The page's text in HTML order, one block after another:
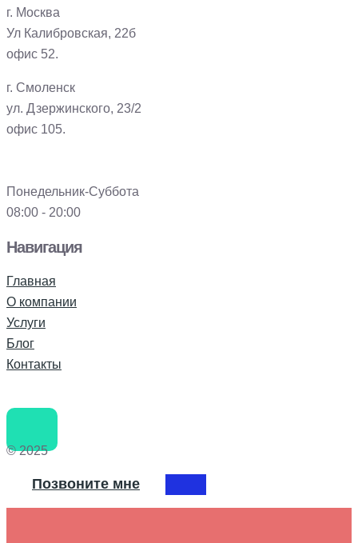
г. Москва
Ул Калибровская, 22б
офис 52.
г. Смоленск
ул. Дзержинского, 23/2
офис 105.
Понедельник-Суббота
08:00 - 20:00
Навигация
Главная
О компании
Услуги
Блог
Контакты
© 2025
Позвоните мне